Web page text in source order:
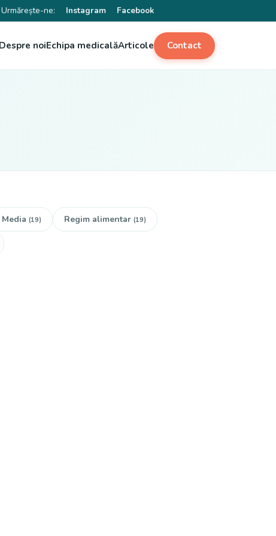
Urmărește-ne: Instagram Facebook
Despre noiEchipa medicalăArticole Contact
Media (19) Regim alimentar (19)